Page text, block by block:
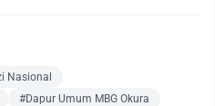
Nasional
#Dapur Umum MBG Okura